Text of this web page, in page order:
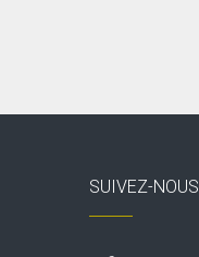
SUIVEZ-NOUS